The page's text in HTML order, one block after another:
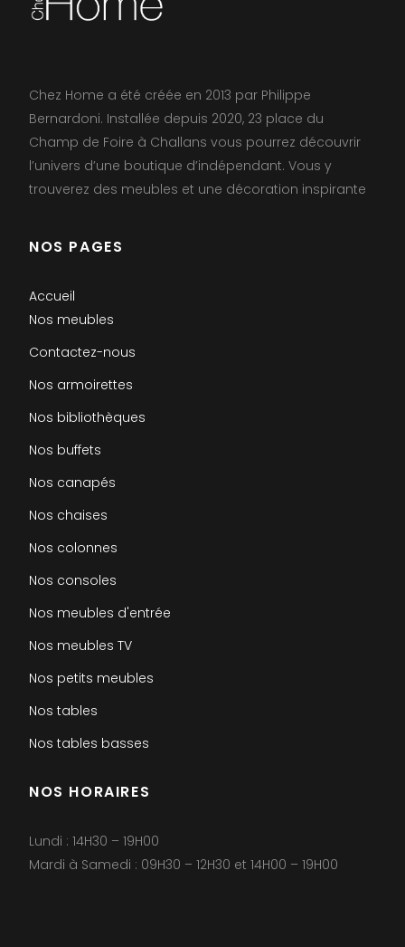
Chez Home a été créée en 2013 par Philippe
Bernardoni. Installée depuis 2020, 23 place du
Champ de Foire à Challans vous pourrez découvrir
l’univers d’une boutique d’indépendant. Vous y
trouverez des meubles et une décoration inspirante
NOS PAGES
Accueil
Nos meubles
Contactez-nous
Nos armoirettes
Nos bibliothèques
Nos buffets
Nos canapés
Nos chaises
Nos colonnes
Nos consoles
Nos meubles d'entrée
Nos meubles TV
Nos petits meubles
Nos tables
Nos tables basses
NOS HORAIRES
Lundi : 14H30 – 19H00
Mardi à Samedi : 09H30 – 12H30 et 14H00 – 19H00